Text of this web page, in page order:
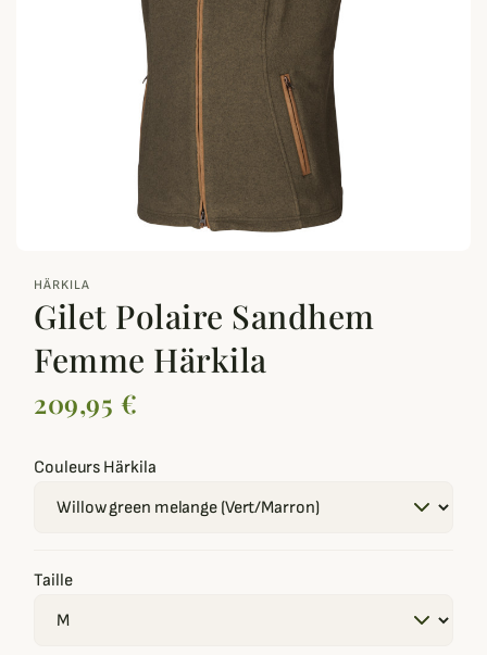
HÄRKILA
Gilet Polaire Sandhem
Femme Härkila
209,95 €
Couleurs Härkila
Taille